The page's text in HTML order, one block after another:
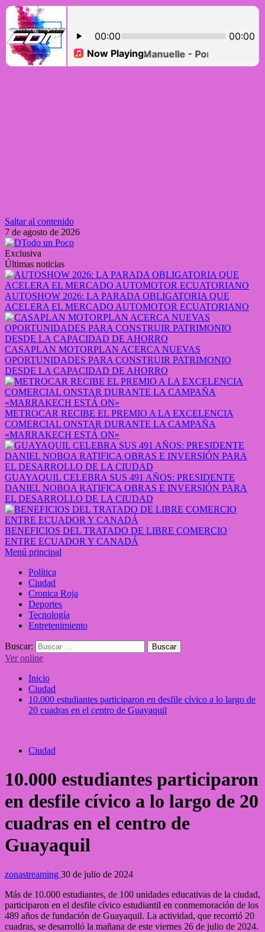
Saltar al contenido
7 de agosto de 2026
Exclusiva
Últimas noticias
AUTOSHOW 2026: LA PARADA OBLIGATORIA QUE
ACELERA EL MERCADO AUTOMOTOR ECUATORIANO
CASAPLAN MOTORPLAN ACERCA NUEVAS
OPORTUNIDADES PARA CONSTRUIR PATRIMONIO
DESDE LA CAPACIDAD DE AHORRO
METROCAR RECIBE EL PREMIO A LA EXCELENCIA
COMERCIAL ONSTAR DURANTE LA CAMPAÑA
«MARRAKECH ESTÁ ON»
GUAYAQUIL CELEBRA SUS 491 AÑOS: PRESIDENTE
DANIEL NOBOA RATIFICA OBRAS E INVERSIÓN PARA
EL DESARROLLO DE LA CIUDAD
BENEFICIOS DEL TRATADO DE LIBRE COMERCIO
ENTRE ECUADOR Y CANADÁ
Menú principal
Política
Ciudad
Cronica Roja
Deportes
Tecnología
Entretenimiento
Buscar:
Ver online
Inicio
Ciudad
10.000 estudiantes participaron en desfile cívico a lo largo de
20 cuadras en el centro de Guayaquil
Ciudad
10.000 estudiantes participaron
en desfile cívico a lo largo de 20
cuadras en el centro de
Guayaquil
zonastreaming 30 de julio de 2024
Más de 10.000 estudiantes, de 100 unidades educativas de la ciudad,
participaron en el desfile cívico estudiantil en conmemoración de los
489 años de fundación de Guayaquil. La actividad, que recorrió 20
cuadras, se desarrolló la mañana de este viernes 26 de julio de 2024.